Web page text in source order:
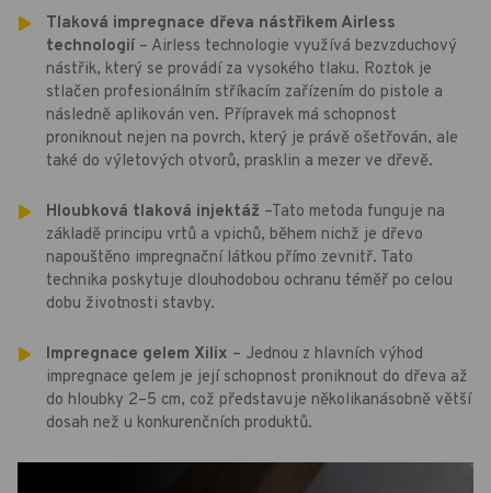
Tlaková impregnace dřeva nástřikem Airless
technologií– Airless technologie využívá bezvzduchový
nástřik, který se provádí za vysokého tlaku. Roztok je
stlačen profesionálním stříkacím zařízením do pistole a
následně aplikován ven. Přípravek má schopnost
proniknout nejen na povrch, který je právě ošetřován, ale
také do výletových otvorů, prasklin a mezer ve dřevě.
Hloubková tlaková injektáž –Tato metoda funguje na
základě principu vrtů a vpichů, během nichž je dřevo
napouštěno impregnační látkou přímo zevnitř. Tato
technika poskytuje dlouhodobou ochranu téměř po celou
dobu životnosti stavby.
Impregnace gelem Xilix – Jednou z hlavních výhod
impregnace gelem je její schopnost proniknout do dřeva až
do hloubky 2–5 cm, což představuje několikanásobně větší
dosah než u konkurenčních produktů.